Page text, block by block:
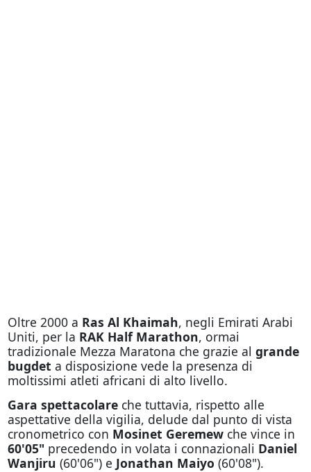
Oltre 2000 a Ras Al Khaimah, negli Emirati Arabi
Uniti, per la RAK Half Marathon, ormai
tradizionale Mezza Maratona che grazie al grande
bugdet a disposizione vede la presenza di
moltissimi atleti africani di alto livello.
Gara spettacolareche tuttavia, rispetto alle
aspettative della vigilia, delude dal punto di vista
cronometrico con Mosinet Geremewche vince in
60'05" precedendo in volata i connazionali Daniel
Wanjiru (60'06") e Jonathan Maiyo (60'08").